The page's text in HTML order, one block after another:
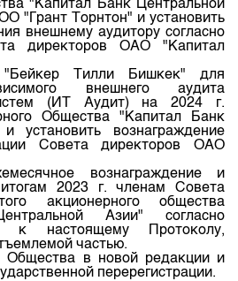
"Капитал Банк Центральной
"Грант Торнтон" и установить
внешнему аудитору согласно
директоров ОАО "Капитал
Тилли Бишкек" для
внешнего аудита
(ИТ Аудит) на 2024 г.
Общества "Капитал Банк
установить вознаграждение
Совета директоров ОАО
вознаграждение и
2023 г. членам Совета
акционерного общества
Азии" согласно
настоящему Протоколу,
частью.
Общества в новой редакции и
перерегистрации.